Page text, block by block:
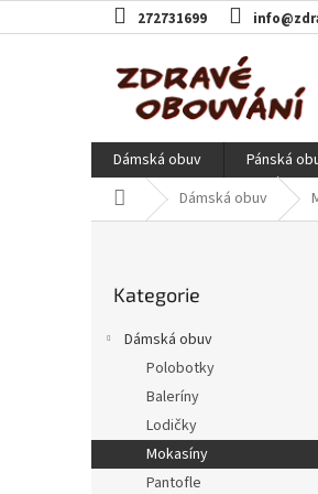
na
272731699
Dámská obuv Pánská
Domů Dámská obuv
a
kategorie
Kategorie
Dámská obuv
Polobotky
Baleríny
Lodičky
Mokasíny
Pantofle